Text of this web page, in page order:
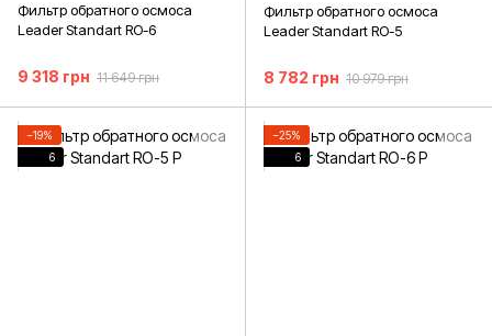
Фильтр обратного осмоса
Leader Standart RO-6
9 318 грн 11 649 грн
Фильтр обратного осмоса
Leader Standart RO-5
8 782 грн 10 979 грн
−19%
6
−25%
6